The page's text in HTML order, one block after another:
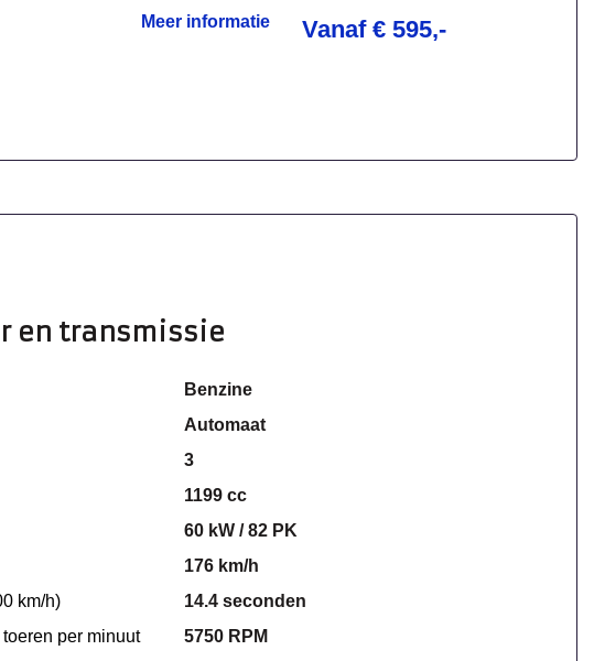
overleg
Meer informatie Vanaf € 595,-
en transmissie
Benzine
Automaat
3
1199 cc
60 kW / 82 PK
176 km/h
km/h)
14.4 seconden
per minuut
5750 RPM